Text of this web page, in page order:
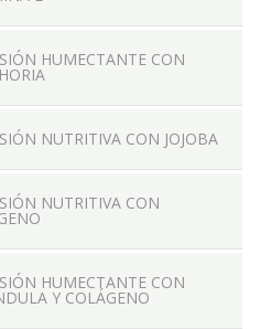
HUMECTANTE CON
NUTRITIVA CON JOJOBA
NUTRITIVA CON
HUMECTANTE CON
Y COLÁGENO